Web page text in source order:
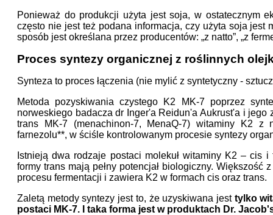
Ponieważ do produkcji użyta jest soja, w ostatecznym
często nie jest też podana informacja, czy użyta soja
sposób jest określana przez producentów: „z natto”, „z
Proces syntezy organicznej z roślinnych
Synteza to proces łączenia (nie mylić z syntetyczny -
Metoda pozyskiwania czystego K2 MK-7 poprzez
norweskiego badacza dr Inger'a Reidun'a Aukrust'a i
trans MK-7 (menachinon-7, MenaQ-7) witaminy K2 z
farnezolu**, w ściśle kontrolowanym procesie syntezy
Istnieją dwa rodzaje postaci molekuł witaminy K2 – cis
formy trans mają pełny potencjał biologiczny. Większość
procesu fermentacji i zawiera K2 w formach cis oraz trans.
Zaletą metody syntezy jest to, że uzyskiwana jest tylko
postaci MK-7. I taka forma jest w produktach Dr.